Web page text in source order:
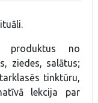
produktus no
ziedes, salātus;
tinktūru,
lekcija par